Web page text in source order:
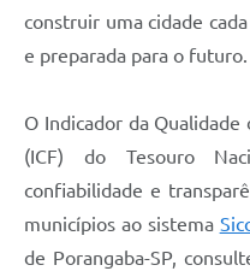
construir uma cidade
e preparada para o futuro.
O Indicador da Qualidade
(ICF) do Tesouro
confiabilidade e
municípios ao sistema
de Porangaba-SP,